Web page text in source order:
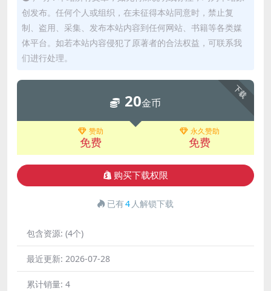
创发布。任何个人或组织，在未征得本站同意时，禁止复
制、盗用、采集、发布本站内容到任何网站、书籍等各类媒
体平台。如若本站内容侵犯了原著者的合法权益，可联系我
们进行处理。
下载
20金币
赞助
免费
永久赞助
免费
购买下载权限
已有4 人解锁下载
包含资源: (4个)
最近更新: 2026-07-28
累计销量: 4